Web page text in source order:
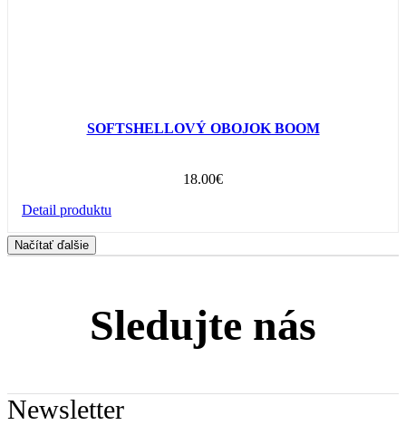
SOFTSHELLOVÝ OBOJOK BOOM
18.00€
Detail produktu
Načítať ďalšie
Sledujte nás
Newsletter